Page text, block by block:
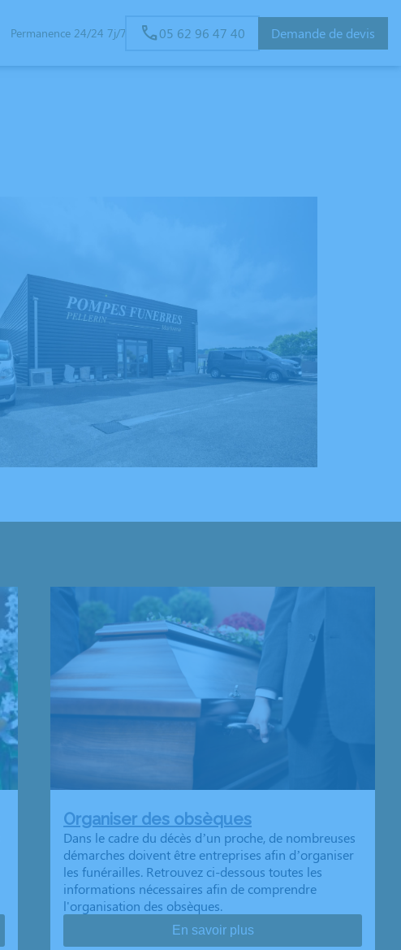
Permanence 24/24 7j/7 05 62 96 47 40 Demande de devis
Organiser des obsèques
Dans le cadre du décès d’un proche, de nombreuses
démarches doivent être entreprises afin d’organiser
les funérailles. Retrouvez ci-dessous toutes les
informations nécessaires afin de comprendre
l'organisation des obsèques.
En savoir plus